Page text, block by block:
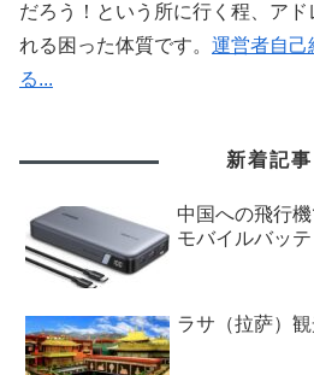
だろう！という所に行く程、ア
れる困った体質です。 運営者自己
る...
新着記事
中国への飛行
モバイルバッ
ラサ（拉萨）